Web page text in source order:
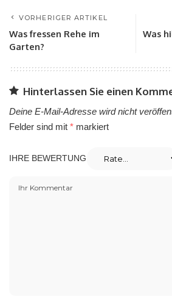
VORHERIGER ARTIKEL
Was fressen Rehe im
Garten?
Was
Hinterlassen Sie einen
Deine E-Mail-Adresse wird nicht
Felder sind mit * markiert
IHRE BEWERTUNG